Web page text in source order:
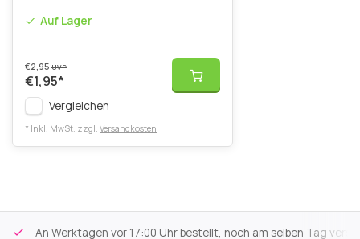
Auf Lager
€2,95UVP
€1,95*
Vergleichen
* Inkl. MwSt. zzgl. Versandkosten
An Werktagen vor 17:00 Uhr bestellt, noch am selben Tag